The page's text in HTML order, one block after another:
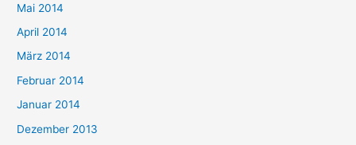
Mai 2014
April 2014
März 2014
Februar 2014
Januar 2014
Dezember 2013